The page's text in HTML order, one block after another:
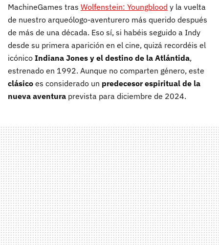
MachineGames tras Wolfenstein: Youngblood y la vuelta
de nuestro arqueólogo-aventurero más querido después
de más de una década. Eso sí, si habéis seguido a Indy
desde su primera aparición en el cine, quizá recordéis el
icónico Indiana Jones y el destino de la Atlántida,
estrenado en 1992. Aunque no comparten género, este
clásico es considerado un predecesor espiritual de la
nueva aventura prevista para diciembre de 2024.